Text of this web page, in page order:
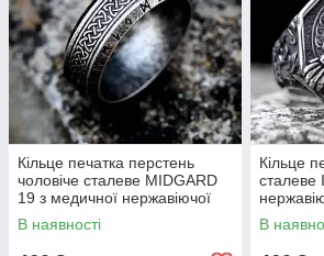
Кільце печатка перстень
чоловіче сталеве MIDGARD
19 з медичної нержавіючої
сталі з Рунами
В наявності
Кільце
сталеве
Орлом
В